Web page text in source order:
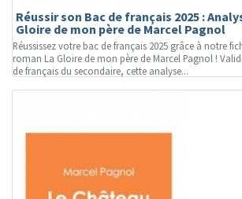
Réussir son Bac de français 2025 :
Gloire de mon père de Marcel Pagnol
Réussissez votre bac de français 2025 grâce à notre
roman La Gloire de mon père de Marcel Pagnol !
de français du secondaire, cette analyse...